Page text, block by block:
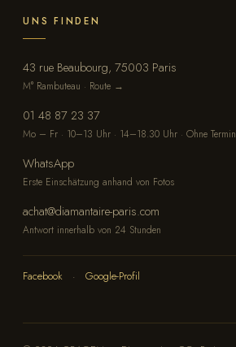
UNS FINDEN
43 rue Beaubourg, 75003 Paris
M° Rambuteau · Route →
01 48 87 23 37
Mo – Fr · 10–13 Uhr · 14–18.30 Uhr · Ohne Termin
WhatsApp
Erste Einschätzung anhand von Fotos
achat@diamantaire-paris.com
Antwort innerhalb von 24 Stunden
Facebook · Google-Profil